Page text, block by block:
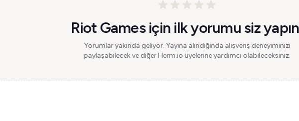
Riot Games için ilk yorumu siz
Yorumlar yakında geliyor. Yayına alındığında alışveriş deneyiminizi
paylaşabilecek ve diğer Herm.io üyelerine yardımcı olabileceksiniz.